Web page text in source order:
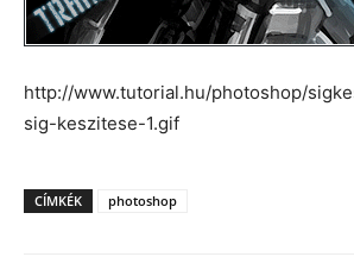
http://www.tutorial.hu/photoshop/
sig-keszitese-1.gif
CÍMKÉK photoshop